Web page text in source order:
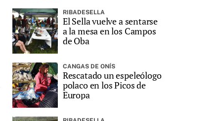
RIBADESELLA
El Sella vuelve a sentarse
a la mesa en los Campos
de Oba
CANGAS DE ONÍS
Rescatado un espeleólogo
polaco en los Picos de
Europa